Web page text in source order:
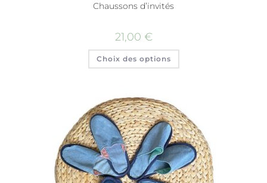
Chaussons d’invités
21,00 €
Choix des options